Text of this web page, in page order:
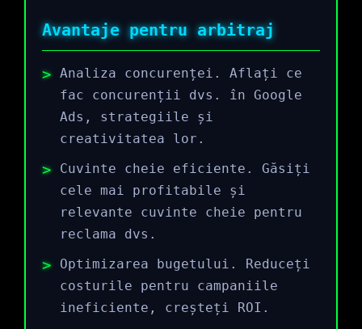
Avantaje pentru arbitraj
Analiza concurenței. Aflați ce
fac concurenții dvs. în Google
Ads, strategiile și
creativitatea lor.
Cuvinte cheie eficiente. Găsiți
cele mai profitabile și
relevante cuvinte cheie pentru
reclama dvs.
Optimizarea bugetului. Reduceți
costurile pentru campaniile
ineficiente, creșteți ROI.